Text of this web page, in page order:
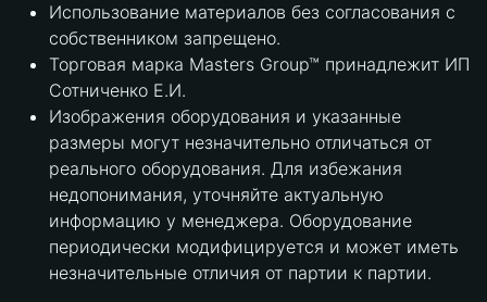
Использование материалов без согласования с
собственником запрещено.
Торговая марка Masters Group™ принадлежит ИП
Сотниченко Е.И.
Изображения оборудования и указанные
размеры могут незначительно отличаться от
реального оборудования. Для избежания
недопонимания, уточняйте актуальную
информацию у менеджера. Оборудование
периодически модифицируется и может иметь
незначительные отличия от партии к партии.